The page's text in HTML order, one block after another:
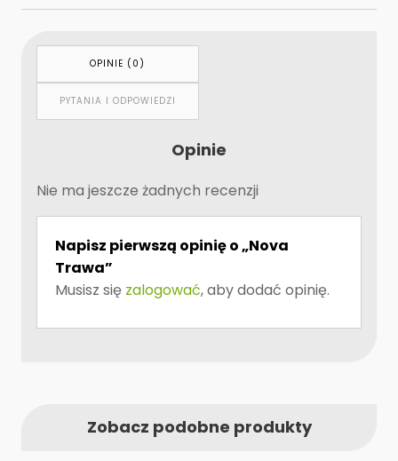
OPINIE (0)
PYTANIA I ODPOWIEDZI
Opinie
Nie ma jeszcze żadnych recenzji
Napisz pierwszą opinię o „Nova
Trawa”
Musisz się zalogować, aby dodać opinię.
Zobacz podobne produkty